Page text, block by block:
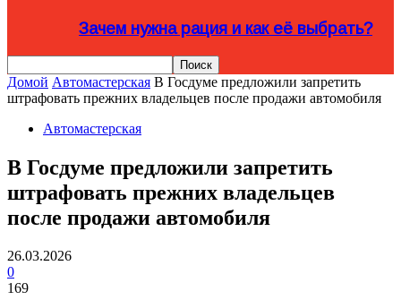
Зачем нужна рация и как её выбрать?
Домой Автомастерская В Госдуме предложили запретить
штрафовать прежних владельцев после продажи автомобиля
Автомастерская
В Госдуме предложили запретить
штрафовать прежних владельцев
после продажи автомобиля
26.03.2026
0
169